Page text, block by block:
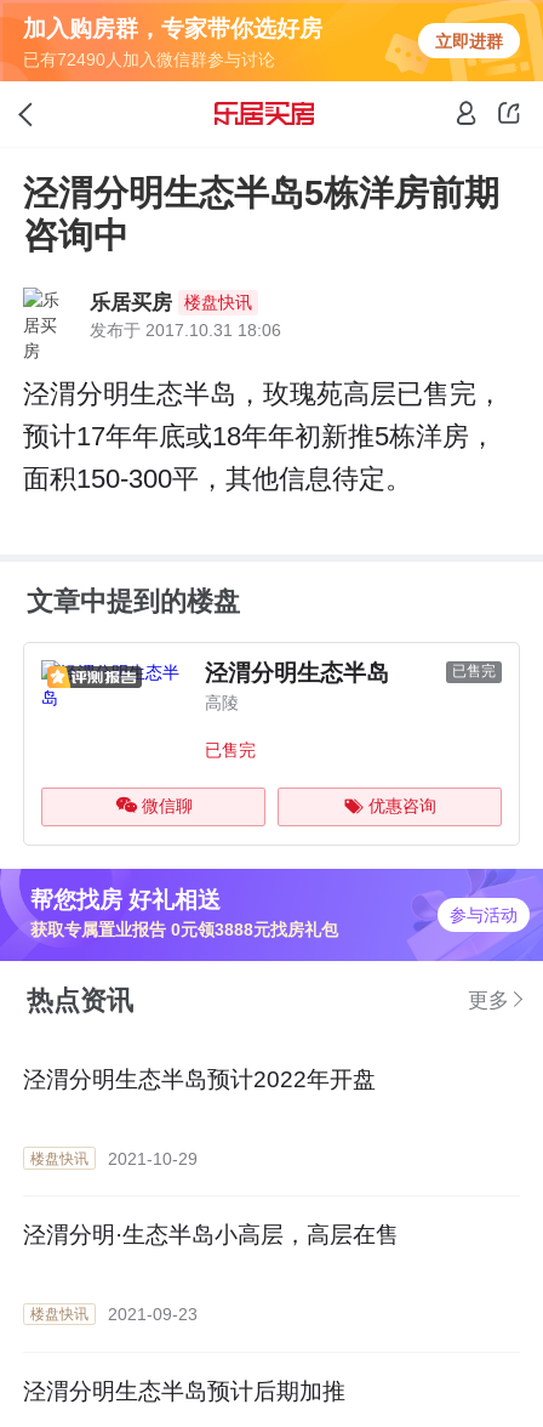
加入购房群，专家带你选好房
已有72490人加入微信群参与讨论
立即进群
泾渭分明生态半岛5栋洋房前期
咨询中
乐居买房
楼盘快讯
发布于 2017.10.31 18:06
泾渭分明生态半岛，玫瑰苑高层已售完，
预计17年年底或18年年初新推5栋洋房，
面积150-300平，其他信息待定。
文章中提到的楼盘
泾渭分明生态半岛 已售完
高陵
已售完
微信聊 优惠咨询
帮您找房 好礼相送
获取专属置业报告 0元领3888元找房礼包
参与活动
热点资讯 更多
泾渭分明生态半岛预计2022年开盘
楼盘快讯 2021-10-29
泾渭分明·生态半岛小高层，高层在售
楼盘快讯 2021-09-23
泾渭分明生态半岛预计后期加推